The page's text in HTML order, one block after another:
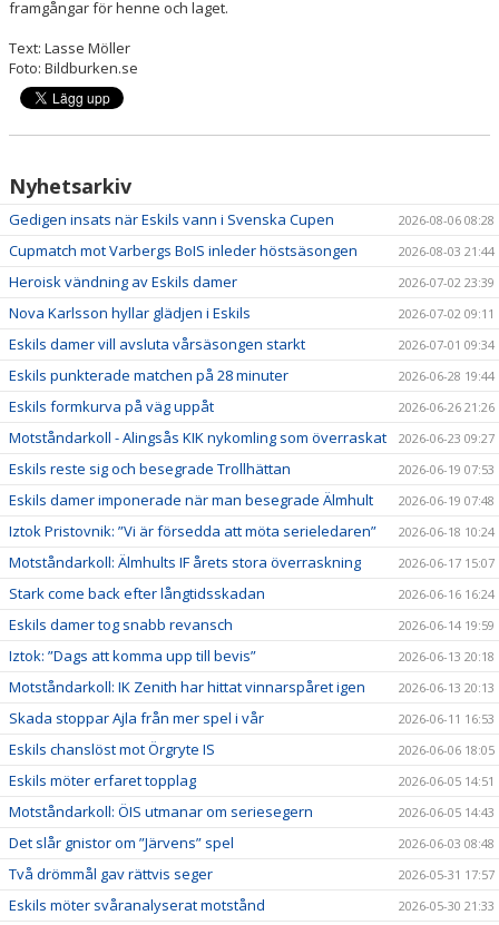
framgångar för henne och laget.
Text: Lasse Möller
Foto: Bildburken.se
Nyhetsarkiv
Gedigen insats när Eskils vann i Svenska Cupen 2026-08-06 08:28
Cupmatch mot Varbergs BoIS inleder höstsäsongen 2026-08-03 21:44
Heroisk vändning av Eskils damer 2026-07-02 23:39
Nova Karlsson hyllar glädjen i Eskils 2026-07-02 09:11
Eskils damer vill avsluta vårsäsongen starkt 2026-07-01 09:34
Eskils punkterade matchen på 28 minuter 2026-06-28 19:44
Eskils formkurva på väg uppåt 2026-06-26 21:26
Motståndarkoll - Alingsås KIK nykomling som överraskat 2026-06-23 09:27
Eskils reste sig och besegrade Trollhättan 2026-06-19 07:53
Eskils damer imponerade när man besegrade Älmhult 2026-06-19 07:48
Iztok Pristovnik: ”Vi är försedda att möta serieledaren” 2026-06-18 10:24
Motståndarkoll: Älmhults IF årets stora överraskning 2026-06-17 15:07
Stark come back efter långtidsskadan 2026-06-16 16:24
Eskils damer tog snabb revansch 2026-06-14 19:59
Iztok: ”Dags att komma upp till bevis” 2026-06-13 20:18
Motståndarkoll: IK Zenith har hittat vinnarspåret igen 2026-06-13 20:13
Skada stoppar Ajla från mer spel i vår 2026-06-11 16:53
Eskils chanslöst mot Örgryte IS 2026-06-06 18:05
Eskils möter erfaret topplag 2026-06-05 14:51
Motståndarkoll: ÖIS utmanar om seriesegern 2026-06-05 14:43
Det slår gnistor om ”Järvens” spel 2026-06-03 08:48
Två drömmål gav rättvis seger 2026-05-31 17:57
Eskils möter svåranalyserat motstånd 2026-05-30 21:33